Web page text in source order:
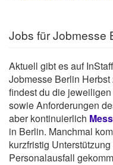
Jobs für Jobmesse
Aktuell gibt es auf
Jobmesse Berlin
findest du die
sowie Anforderungen
aber kontinuierlich
in Berlin. Manchmal
kurzfristig
Personalausfall